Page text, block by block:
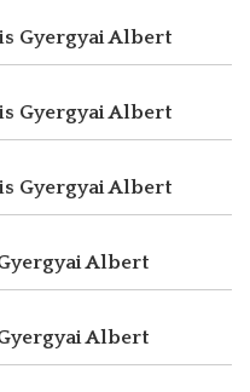
Gyergyai Albert
Gyergyai Albert
Gyergyai Albert
Albert
Albert